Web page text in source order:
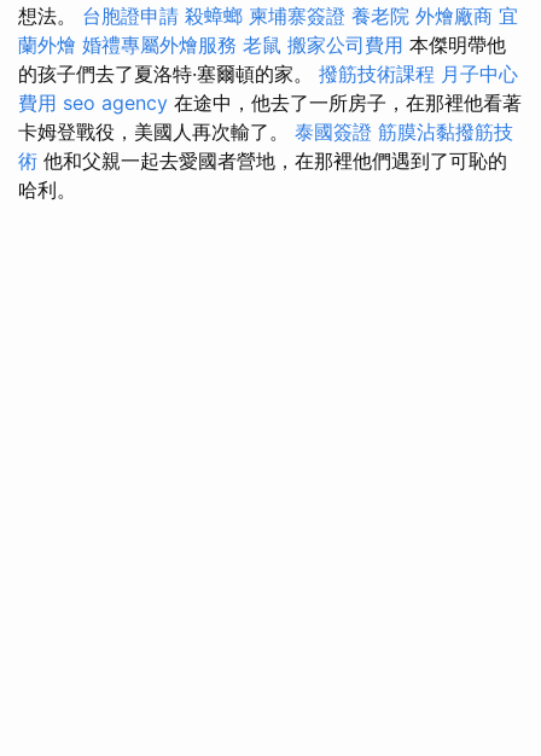
想法。 台胞證申請 殺蟑螂 柬埔寨簽證 養老院 外燴廠商 宜
蘭外燴 婚禮專屬外燴服務 老鼠 搬家公司費用 本傑明帶他
的孩子們去了夏洛特·塞爾頓的家。 撥筋技術課程 月子中心
費用 seo agency 在途中，他去了一所房子，在那裡他看著
卡姆登戰役，美國人再次輸了。 泰國簽證 筋膜沾黏撥筋技
術 他和父親一起去愛國者營地，在那裡他們遇到了可恥的
哈利。